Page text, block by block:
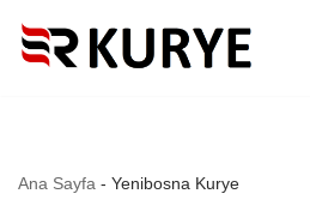
İçeriğe
Ana Sayfa - Yenibosna Kurye